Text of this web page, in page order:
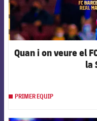
Quan i on veure el
la
PRIMER EQUIP